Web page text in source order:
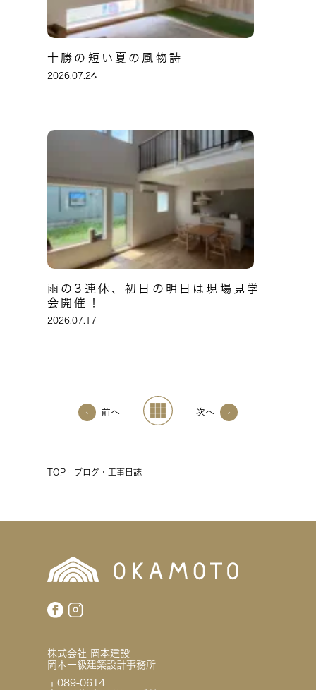
十勝の短い夏の風物詩
2026.07.24
雨の3連休、初日の明日は現場見学
会開催！
2026.07.17
前へ 次へ
TOP - ブログ・工事日誌
株式会社 岡本建設
岡本一級建築設計事務所
〒089-0614